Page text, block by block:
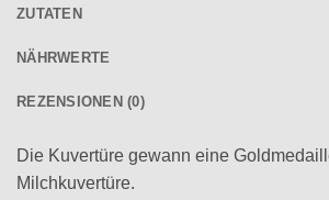
ZUTATEN
NÄHRWERTE
REZENSIONEN (0)
Die Kuvertüre gewann eine
Milchkuvertüre.